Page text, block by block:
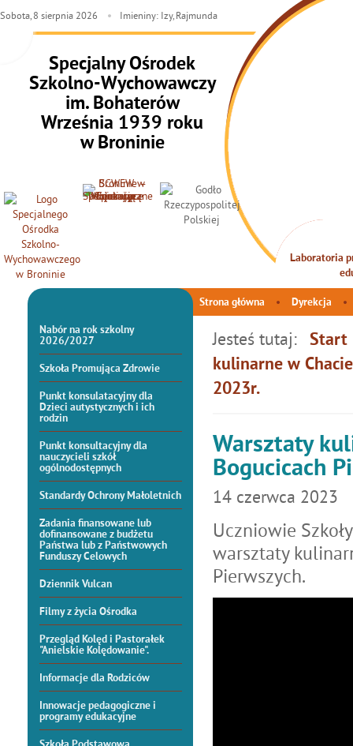
Specjalny Ośrodek
Szkolno-Wychowawczy
im. Bohaterów
Września 1939 roku
w Broninie
Sobota, 8 sierpnia 2026 Imieniny: Izy, Rajmunda
Laboratoria
Strona główna Dyrekcja
Nabór na rok szkolny
2026/2027
Szkoła Promująca Zdrowie
Punkt konsulatacyjny dla
Dzieci autystycznych i ich
rodzin
Punkt konsultacyjny dla
nauczycieli szkół
ogólnodostępnych
Standardy Ochrony Małoletnich
Zadania finansowane lub
dofinansowane z budżetu
Państwa lub z Państwowych
Funduszy Celowych
Dziennik Vulcan
Filmy z życia Ośrodka
Przegląd Kolęd i Pastorałek
"Anielskie Kolędowanie".
Informacje dla Rodziców
Innowacje pedagogiczne i
programy edukacyjne
Jesteś tutaj: Start
kulinarne w
2023r.
Warsztaty
Bogucicach
14 czerwca 2023
Uczniowie
warsztaty
Pierwszych.